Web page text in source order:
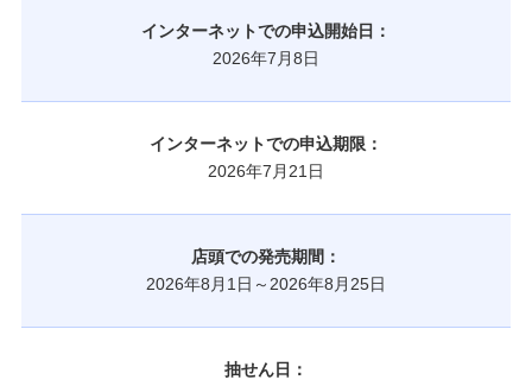
インターネットでの申込開始日：
2026年7月8日
インターネットでの申込期限：
2026年7月21日
店頭での発売期間：
2026年8月1日～2026年8月25日
抽せん日：